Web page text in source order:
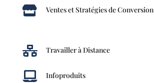
 Ventes et Stratégies de Conversion
 Travailler à Distance
 Infoproduits